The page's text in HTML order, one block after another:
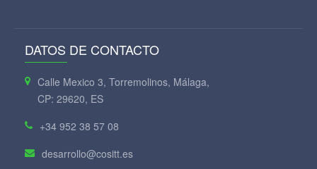
DATOS DE CONTACTO
Calle Mexico 3, Torremolinos, Málaga,
CP: 29620, ES
+34 952 38 57 08
desarrollo@cositt.es